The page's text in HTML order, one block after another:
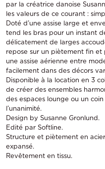
par la créatrice danoise
les valeurs de ce courant :
Doté d’une assise large et
tend les bras pour un instant
délicatement de larges
repose sur un piètement fin
une assise aérienne entre
facilement dans des décors
Disponible à la location en 3
de créer des ensembles
des espaces lounge ou un
l’unanimité.
Design by Susanne Gronlund.
Edité par Softline.
Structure et piètement en
expansé.
Revêtement en tissu.